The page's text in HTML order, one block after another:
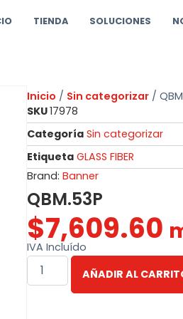
TIENDA SOLUCIONES
Inicio / Sin categorizar /
SKU17978
Categoría Sin categorizar
Etiqueta GLASS FIBER
Brand: Banner
QBM.53P
$7,609.60
IVA Incluído
AÑADIR AL